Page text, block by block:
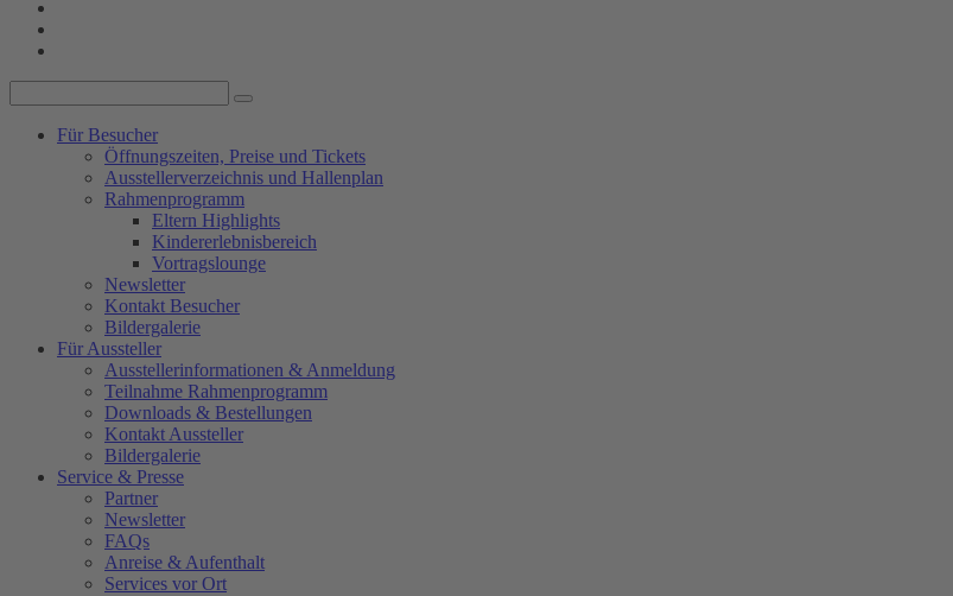
Für Besucher
Öffnungszeiten, Preise und Tickets
Ausstellerverzeichnis und Hallenplan
Rahmenprogramm
Eltern Highlights
Kindererlebnisbereich
Vortragslounge
Newsletter
Kontakt Besucher
Bildergalerie
Für Aussteller
Ausstellerinformationen & Anmeldung
Teilnahme Rahmenprogramm
Downloads & Bestellungen
Kontakt Aussteller
Bildergalerie
Service & Presse
Partner
Newsletter
FAQs
Anreise & Aufenthalt
Services vor Ort